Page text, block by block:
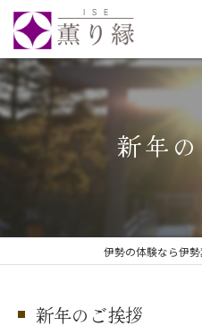
新年
伊勢の体験なら伊
新年のご挨拶